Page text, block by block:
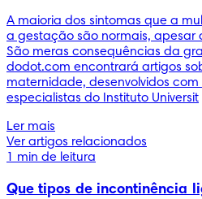
A maioria dos sintomas que a
a gestação são normais, apesar
São meras consequências da
dodot.com encontrará artigos
maternidade, desenvolvidos
especialistas do Instituto Universit
Ler mais
Ver artigos relacionados
1 min de leitura
Que tipos de incontinência